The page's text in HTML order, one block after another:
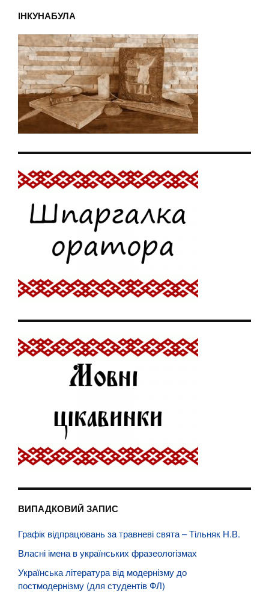
ІНКУНАБУЛА
ВИПАДКОВИЙ ЗАПИС
Графік відпрацювань за травневі свята – Тільняк Н.В.
Власні імена в українських фразеологізмах
Українська література від модернізму до
постмодернізму (для студентів ФЛ)